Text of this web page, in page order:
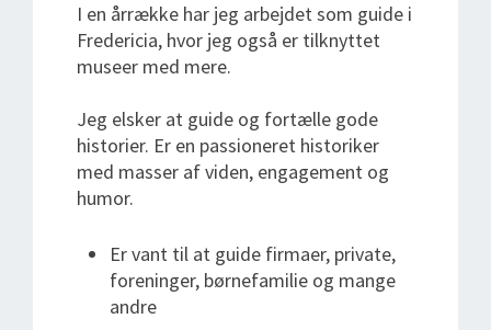
I en årrække har jeg arbejdet som guide i
Fredericia, hvor jeg også er tilknyttet
museer med mere.
Jeg elsker at guide og fortælle gode
historier. Er en passioneret historiker
med masser af viden, engagement og
humor.
Er vant til at guide firmaer, private,
foreninger, børnefamilie og mange
andre